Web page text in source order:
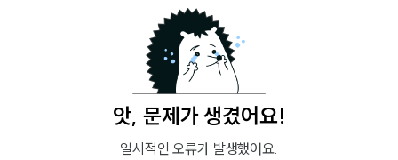
앗, 문제가 생겼어요!
일시적인 오류가 발생했어요.